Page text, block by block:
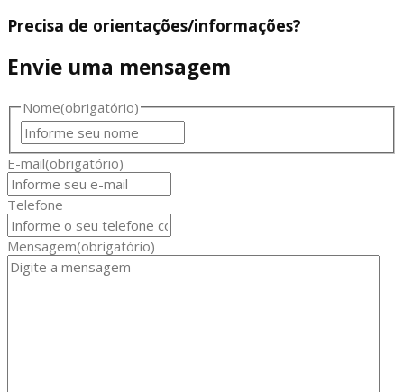
Precisa de orientações/informações?
Envie uma mensagem
Nome(obrigatório)
E-mail(obrigatório)
Telefone
Mensagem(obrigatório)